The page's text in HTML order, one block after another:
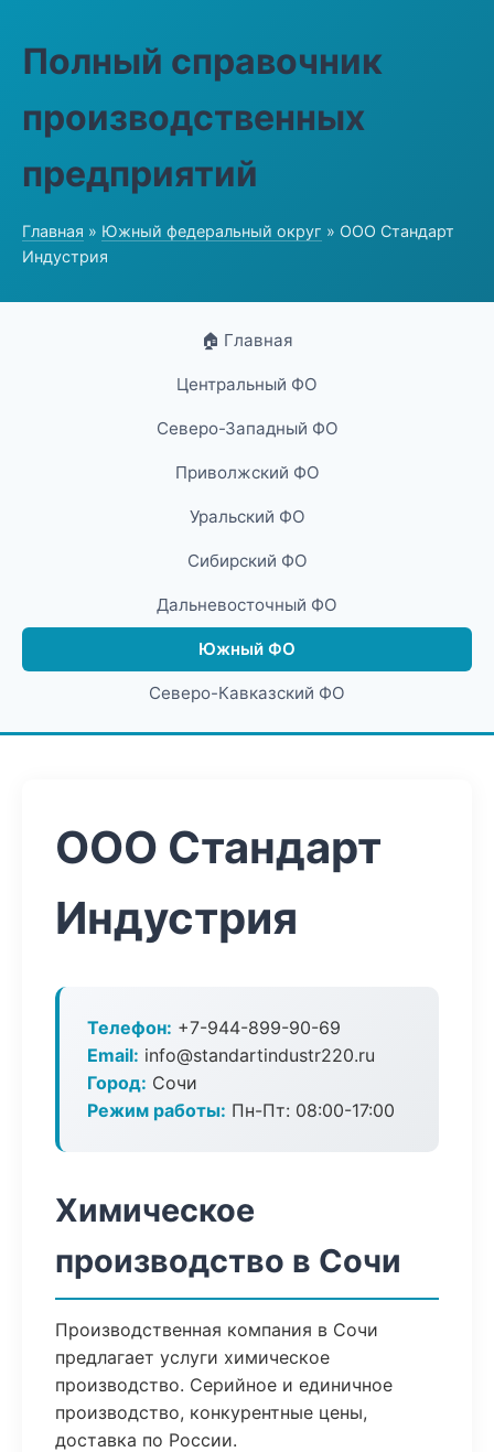
Полный справочник
производственных
предприятий
Главная » Южный федеральный округ » ООО Стандарт
Индустрия
🏠 Главная
Центральный ФО
Северо-Западный ФО
Приволжский ФО
Уральский ФО
Сибирский ФО
Дальневосточный ФО
Южный ФО
Северо-Кавказский ФО
ООО Стандарт
Индустрия
Телефон: +7-944-899-90-69
Email: info@standartindustr220.ru
Город: Сочи
Режим работы: Пн-Пт: 08:00-17:00
Химическое
производство в Сочи
Производственная компания в Сочи
предлагает услуги химическое
производство. Серийное и единичное
производство, конкурентные цены,
доставка по России.